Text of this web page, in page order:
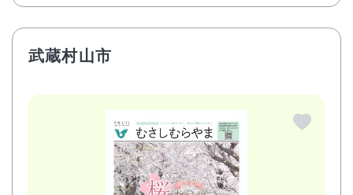
武蔵村山市